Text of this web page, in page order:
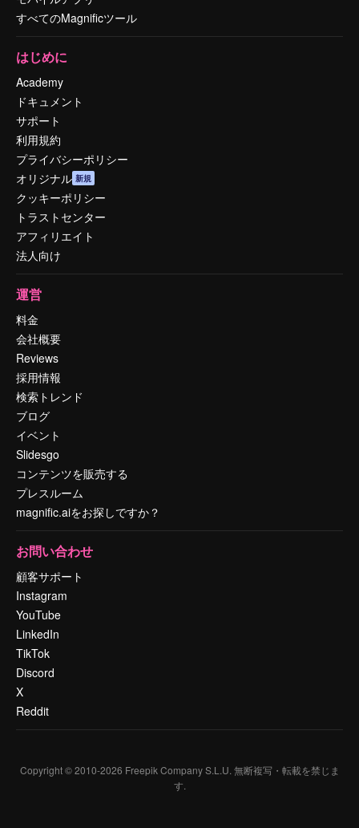
すべてのMagnificツール
はじめに
Academy
ドキュメント
サポート
利用規約
プライバシーポリシー
オリジナル 新規
クッキーポリシー
トラストセンター
アフィリエイト
法人向け
運営
料金
会社概要
Reviews
採用情報
検索トレンド
ブログ
イベント
Slidesgo
コンテンツを販売する
プレスルーム
magnific.aiをお探しですか？
お問い合わせ
顧客サポート
Instagram
YouTube
LinkedIn
TikTok
Discord
X
Reddit
Copyright © 2010-2026 Freepik Company S.L.U. 無断複写・転載を禁じま
す.